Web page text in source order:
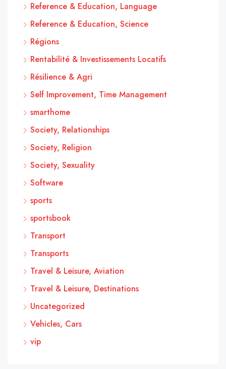
Reference & Education, Language
Reference & Education, Science
Régions
Rentabilité & Investissements Locatifs
Résilience & Agri
Self Improvement, Time Management
smarthome
Society, Relationships
Society, Religion
Society, Sexuality
Software
sports
sportsbook
Transport
Transports
Travel & Leisure, Aviation
Travel & Leisure, Destinations
Uncategorized
Vehicles, Cars
vip